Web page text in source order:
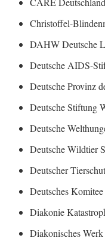
Christoffel-
DAHW Deutsche
Deutsche AIDS-
Deutsche Provinz
Deutsche Stiftung
Deutsche
Deutsche Wildtier
Deutscher
Deutsches
Diakonie
Diakonisches